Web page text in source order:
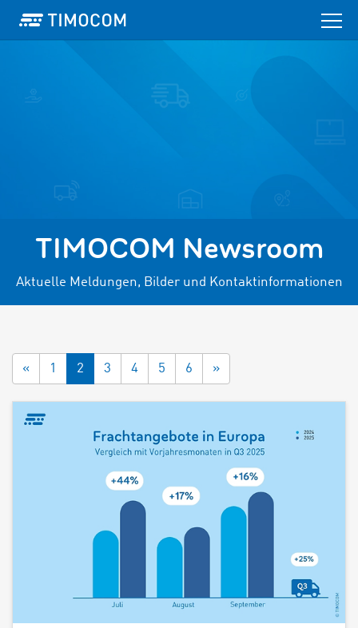
TIMOCOM Newsroom
Aktuelle Meldungen, Bilder und Kontaktinformationen
« 1 2 3 4 5 6 »